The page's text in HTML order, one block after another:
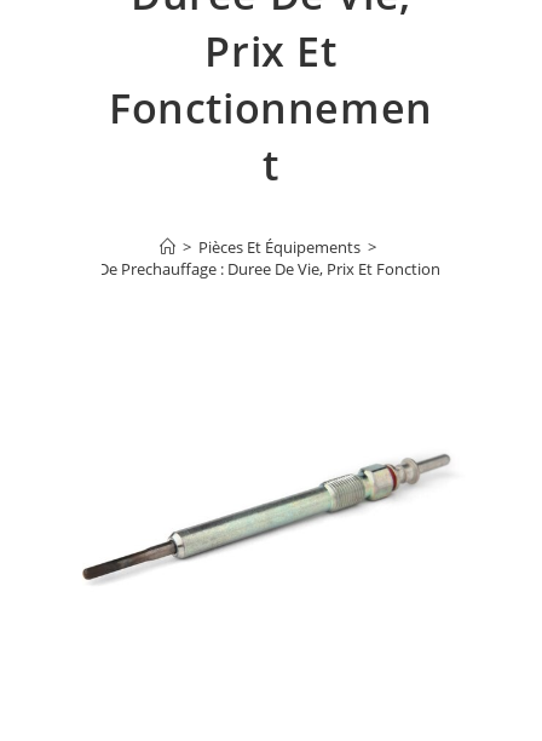
Prix Et
Fonctionnemen
T
> Pièces Et Équipements >
Bougie De Prechauffage : Duree De Vie, Prix Et Fonctionnement